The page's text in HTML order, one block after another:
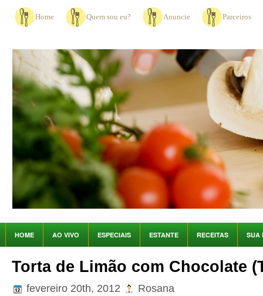
Home Quem sou eu? Anuncie Parceiros
HOME AO VIVO ESPECIAIS ESTANTE RECEITAS SUA
Torta de Limão com Chocolate
fevereiro 20th, 2012 Rosana